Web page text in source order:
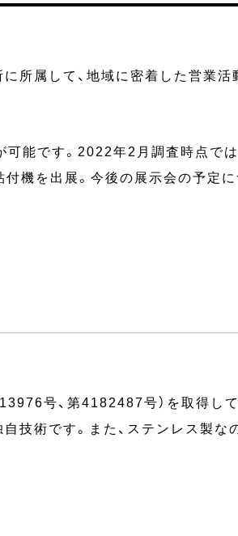
所属して、地域に密着した営業活
能です。2022年2月調査時点では
機を出展。今後の展示会の予定に
号、第4182487号）を取得し
技術です。また、ステンレス製な